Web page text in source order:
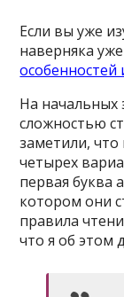
Если вы уже
наверняка
особенностей
На начальных
сложностью
заметили,
четырех
первая буква
котором они
правила
что я об этом